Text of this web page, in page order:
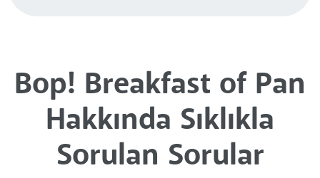
Bop! Breakfast of Pan
Hakkında Sıklıkla
Sorulan Sorular